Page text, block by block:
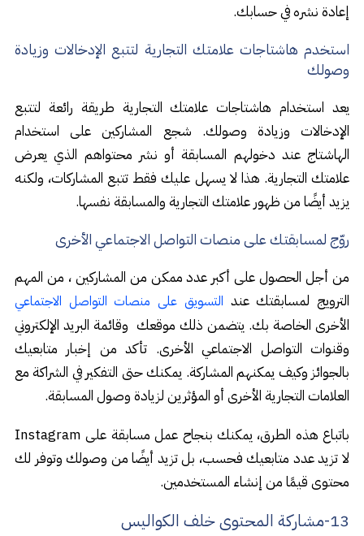
إعادة نشره في حسابك.
استخدم هاشتاجات علامتك التجارية لتتبع الإدخالات وزيادة
وصولك
يعد استخدام هاشتاجات علامتك التجارية طريقة رائعة لتتبع
الإدخالات وزيادة وصولك. شجع المشاركين على استخدام
الهاشتاج عند دخولهم المسابقة أو نشر محتواهم الذي يعرض
علامتك التجارية. هذا لا يسهل عليك فقط تتبع المشاركات، ولكنه
يزيد أيضًا من ظهور علامتك التجارية والمسابقة نفسها.
روّج لمسابقتك على منصات التواصل الاجتماعي الأخرى
من أجل الحصول على أكبر عدد ممكن من المشاركين ، من المهم
الترويج لمسابقتك عندالتسويق على منصات التواصل الاجتماعي
الأخرى الخاصة بك. يتضمن ذلك موقعك وقائمة البريد الإلكتروني
وقنوات التواصل الاجتماعي الأخرى. تأكد من إخبار متابعيك
بالجوائز وكيف يمكنهم المشاركة. يمكنك حتى التفكير في الشراكة مع
العلامات التجارية الأخرى أو المؤثرين لزيادة وصول المسابقة.
باتباع هذه الطرق، يمكنك بنجاح عمل مسابقة على Instagram
لا تزيد عدد متابعيك فحسب، بل تزيد أيضًا من وصولك وتوفر لك
محتوى قيمًا من إنشاء المستخدمين.
13-مشاركة المحتوى خلف الكواليس